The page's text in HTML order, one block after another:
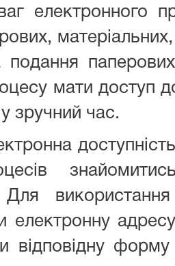
електронного
подання
мати доступ
зручний час.
Для
електронну
відповідну